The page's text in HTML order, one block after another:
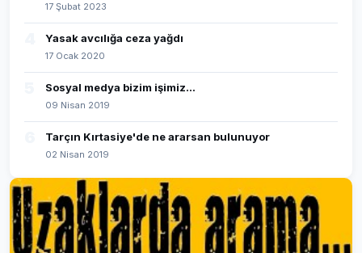
17 Şubat 2023
Yasak avcılığa ceza yağdı
17 Ocak 2020
Sosyal medya bizim işimiz...
09 Nisan 2019
Tarçın Kırtasiye'de ne ararsan bulunuyor
02 Nisan 2019